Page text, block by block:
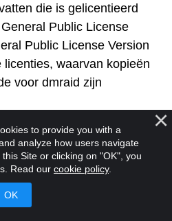
die is gelicentieerd
Public License
Public License Version
waarvan kopieën
voor dmraid zijn
Mauelshagen, Red
voorbehouden.
to provide you with a
analyze how users navigate
Site or clicking on "OK", you
Read our cookie policy.